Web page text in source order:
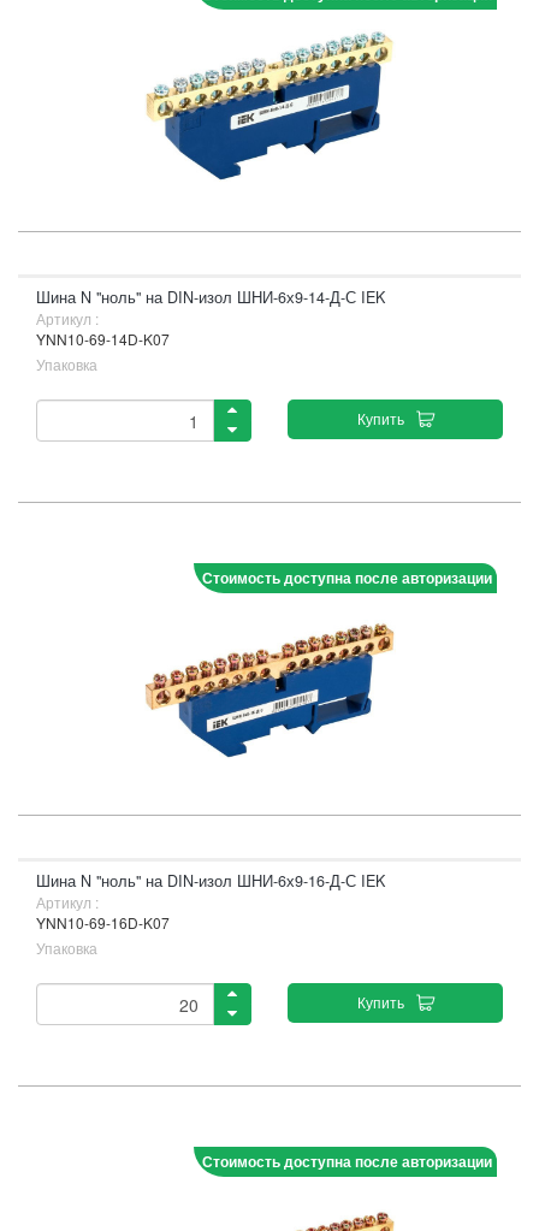
Шина N "ноль" на DIN-изол ШНИ-6х9-14-Д-С IEK
Артикул :
YNN10-69-14D-K07
Упаковка
Купить
Стоимость доступна после авторизации
Шина N "ноль" на DIN-изол ШНИ-6х9-16-Д-С IEK
Артикул :
YNN10-69-16D-K07
Упаковка
Купить
Стоимость доступна после авторизации